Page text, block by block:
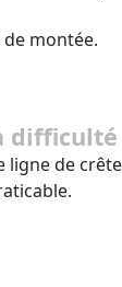
montée.
difficulté
ligne de